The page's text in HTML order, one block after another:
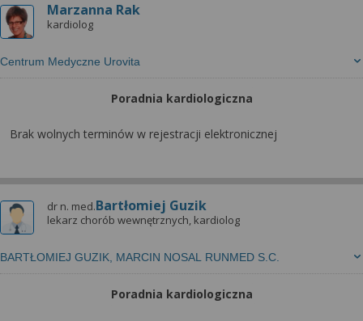
Marzanna Rak
kardiolog
Centrum Medyczne Urovita
Poradnia kardiologiczna
Brak wolnych terminów w rejestracji elektronicznej
dr n. med.Bartłomiej Guzik
lekarz chorób wewnętrznych, kardiolog
BARTŁOMIEJ GUZIK, MARCIN NOSAL RUNMED S.C.
Poradnia kardiologiczna